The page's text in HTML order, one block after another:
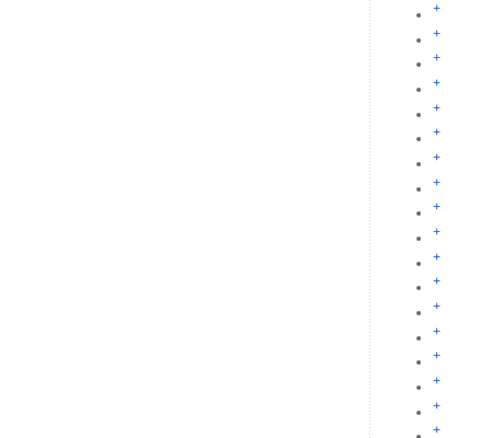
+
+
+
+
+
+
+
+
+
+
+
+
+
+
+
+
+
+